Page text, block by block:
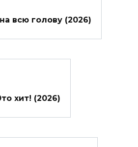
всю голову (2026)
хит! (2026)